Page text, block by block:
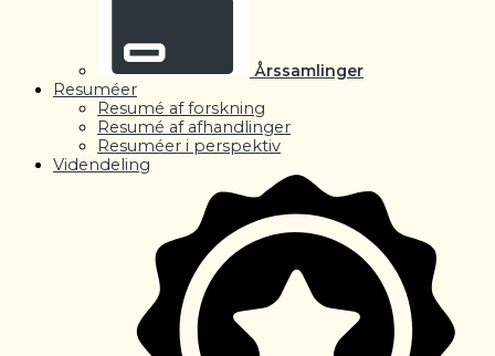
Årssamlinger
Resuméer
Resumé af forskning
Resumé af afhandlinger
Resuméer i perspektiv
Videndeling